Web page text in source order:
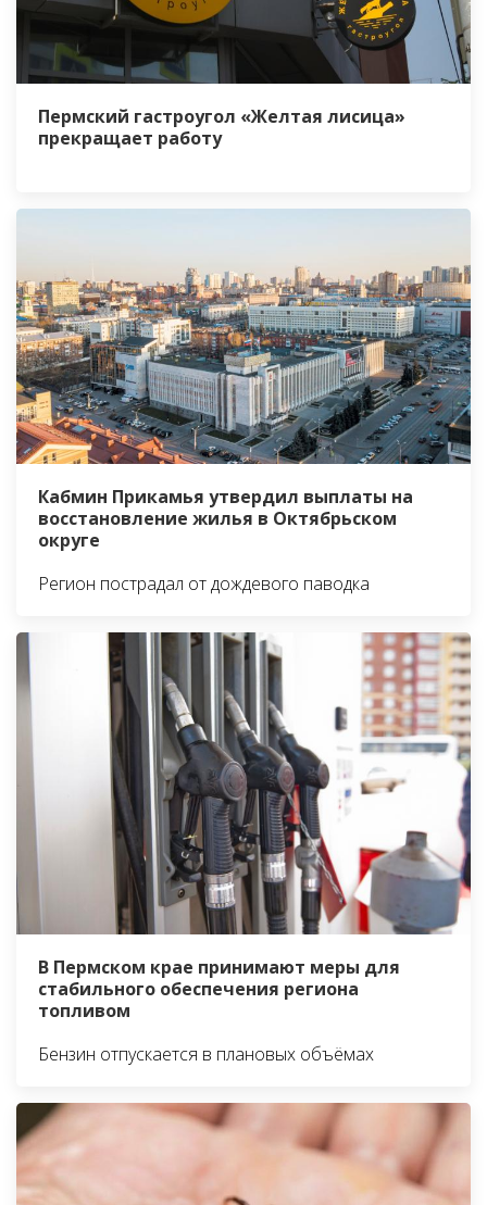
Пермский гастроугол «Желтая лисица»
прекращает работу
Кабмин Прикамья утвердил выплаты на
восстановление жилья в Октябрьском
округе
Регион пострадал от дождевого паводка
В Пермском крае принимают меры для
стабильного обеспечения региона
топливом
Бензин отпускается в плановых объёмах